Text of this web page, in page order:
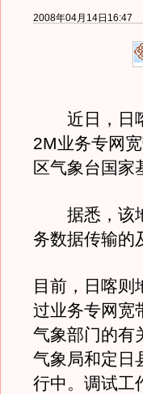
2008年04月14日16:47
近日，日喀
2M业务专网
区气象台国家
据悉，该地
务数据传输的
目前，日喀则
过业务专网宽
气象部门的有
气象局和定日
行中。调试工